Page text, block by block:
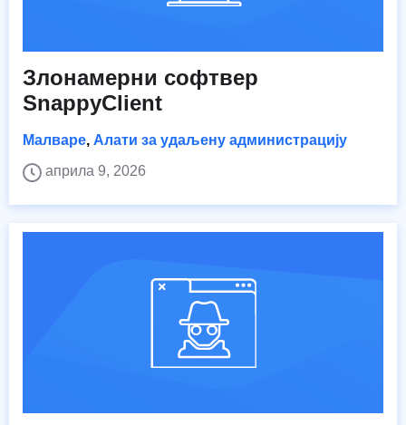
Злонамерни софтвер
SnappyClient
Малваре, Алати за удаљену администрацију
априла 9, 2026